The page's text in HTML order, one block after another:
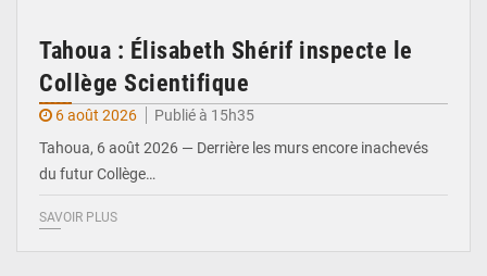
Tahoua : Élisabeth Shérif inspecte le
Collège Scientifique
6 août 2026
Publié à 15h35
Tahoua, 6 août 2026 — Derrière les murs encore inachevés
du futur Collège…
SAVOIR PLUS